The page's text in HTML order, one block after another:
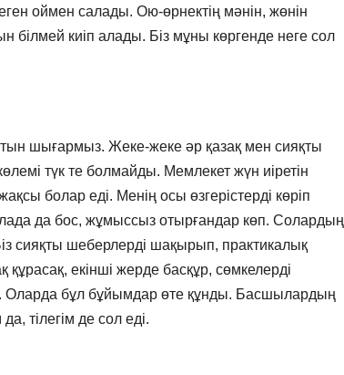
оймен салады. Ою-өрнектің мәнін, жөнін
білмей киіп алады. Біз мұны көргенде неге сол
шығармыз. Жеке-жеке әр қазақ мен сияқты
түк те болмайды. Мемлекет жүн иіретін
болар еді. Менің осы өзгерістерді көріп
да бос, жұмыссыз отырғандар көп. Солардың
сияқты шеберлерді шақырып, практикалық
құрасақ, екінші жерде басқұр, сөмкелерді
Оларда бұл бұйымдар өте құнды. Басшылардың
тілегім де сол еді.